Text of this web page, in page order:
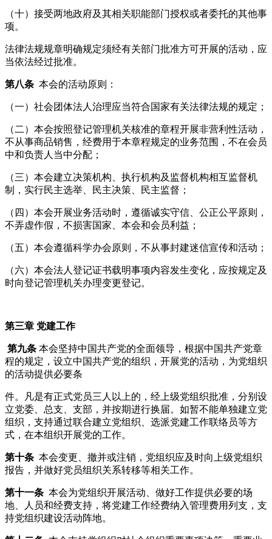
（十）接受两地政府及其相关职能部门授权或者委托的其他事
项。
法律法规规章明确规定须经有关部门批准方可开展的活动，应
当依法经过批准。
第八条 本会的活动原则：
（一）社会团体法人治理应当符合国家有关法律法规的规定；
（二）本会按照登记管理机关核准的章程开展非营利性活动，
不从事商品销售，经费用于本章程规定的业务范围，不在会员
中和负责人当中分配；
（三）本会建立决策机构、执行机构及监督机构相互监督机
制，实行民主选举、民主决策、民主监督；
（四）本会开展业务活动时，遵循诚实守信、公正公平原则，
不弄虚作假，不损害国家、本会和会员利益；
（五）本会遵循科学办会原则，不从事封建迷信宣传和活动；
（六）本会法人登记证书载明事项内容发生变化，应按规定及
时向登记管理机关办理变更登记。
第三章 党建工作
第九条 本会坚持中国共产党的全面领导，根据中国共产党章
程的规定，设立中国共产党的组织，开展党的活动，为党组织
的活动提供必要条
件。凡是有正式党员三人以上的，经上级党组织批准，分别设
立党委、总支、支部，并按期进行换届。如暂不能单独建立党
组织，支持通过联合建立党组织、选派党建工作联络员等方
式，在本组织开展党的工作。
第十条 本会变更、撤并或注销，党组织应及时向上级党组织
报告，并做好党员组织关系转移等相关工作。
第十一条 本会为党组织开展活动、做好工作提供必要的场
地、人员和经费支持，将党建工作经费纳入管理费用列支，支
持党组织建设活动阵地。